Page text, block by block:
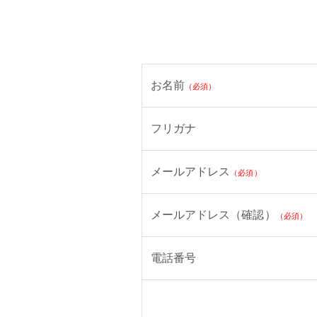
お名前 （必須）
フリガナ
メールアドレス （必須）
メールアドレス（確認） （必須）
電話番号